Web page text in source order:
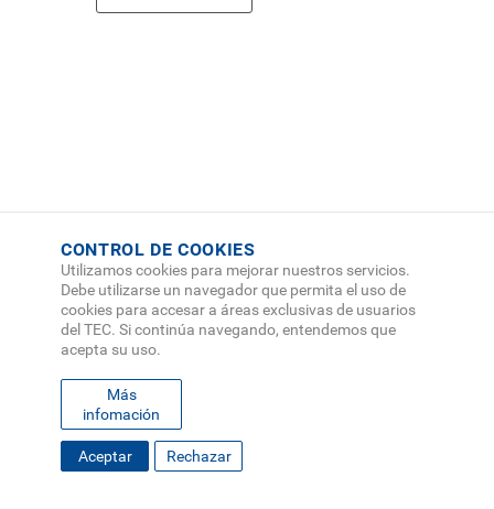
FOOTERMAPA DEL SITIO DIRECTORIO
CONTROL DE COOKIES
Utilizamos cookies para mejorar nuestros servicios.
Debe utilizarse un navegador que permita el uso de
cookies para accesar a áreas exclusivas de usuarios
del TEC. Si continúa navegando, entendemos que
acepta su uso.
Más
infomación
Aceptar Rechazar